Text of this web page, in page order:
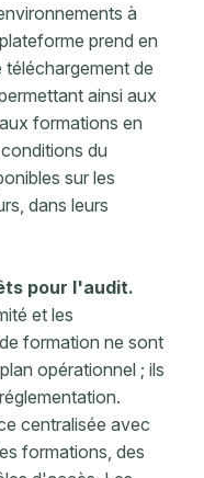
à
prend en
de
ainsi aux
formations en
du
sur les
dans leurs
pour l'audit.
et les
formation ne sont
opérationnel ; ils
centralisée avec
formations, des